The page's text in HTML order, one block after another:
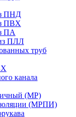
ПНД
ПВХ
ПА
ПЛЛ
труб
канала
(МР)
(МРПИ)